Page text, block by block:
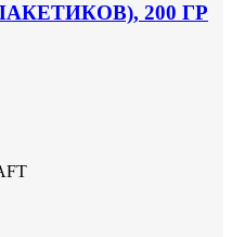
200 ГР